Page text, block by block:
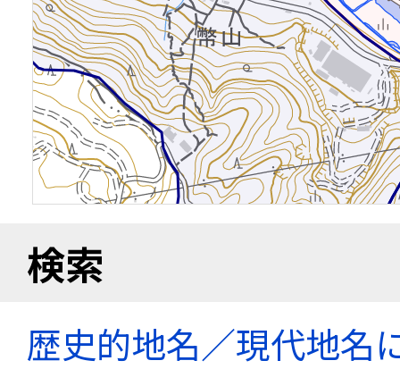
検索
歴史的地名／現代地名